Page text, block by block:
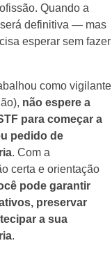
Quando a
definitiva — mas
esperar sem fazer
como vigilante
não espere a
para começar a
pedido de
. Com a
certa e orientação
pode garantir
preservar
a sua
.